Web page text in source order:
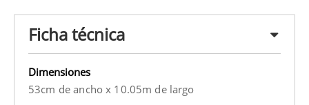
Ficha técnica
Dimensiones
53cm de ancho x 10.05m de largo